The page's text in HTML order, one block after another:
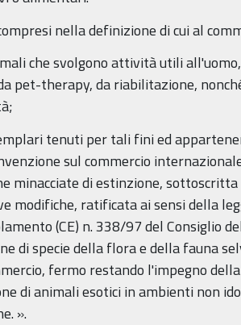
nella definizione di cui al
che svolgono attività utili
pet-therapy, da riabilitazione,
tenuti per tali fini ed
sul commercio
minacciate di estinzione,
modifiche, ratificata ai sensi della
(CE) n. 338/97 del Consiglio
di specie della flora e della fauna
fermo restando l'impegno
di animali esotici in ambienti non
».